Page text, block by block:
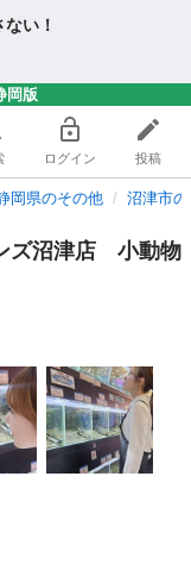
い！
岡版
ログイン 投稿
岡県のその他 沼津市
ズ沼津店 小動物